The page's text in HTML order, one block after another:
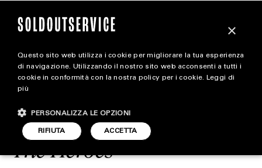
extra
ALL EXTRA
ART & DESIGN
CINEMA
Lil Baby e Lil Durk
svelano la tracklist del
loro album “The Voice Of
The Heroes”
×
Questo sito web utilizza i cookie per migliorare la tua esperienza
di navigazione. Utilizzando il nostro sito web acconsenti a tutti i
cookie in conformità con la nostra policy per i cookie. Leggi di
più
ACCETTA
RIFIUTA
PERSONALIZZA LE OPZIONI